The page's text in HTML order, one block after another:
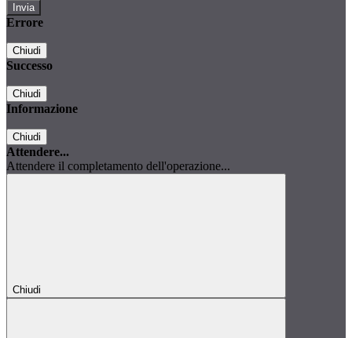
Errore
Chiudi
Successo
Chiudi
Informazione
Chiudi
Attendere...
Attendere il completamento dell'operazione...
Chiudi